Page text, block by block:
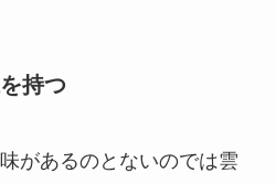
持つ
があるのとないのでは雲